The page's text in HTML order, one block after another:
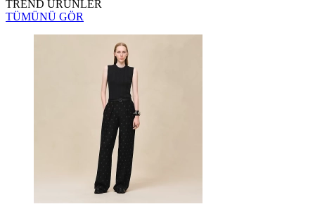
TREND ÜRÜNLER
TÜMÜNÜ GÖR